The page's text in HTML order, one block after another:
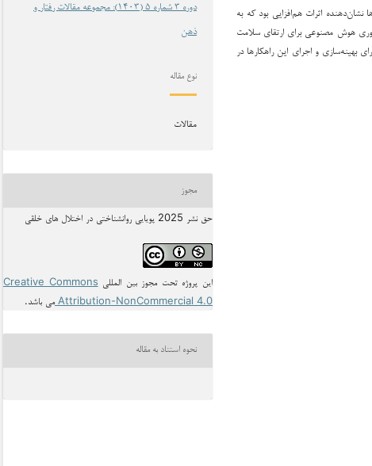
اثرات هم‌افزایی بود که به
هوش مصنوعی برای ارتقای سلامت
بهینه‌سازی و اجرای این راهکارها در
دوره 3 شماره 5 (1403): مجموعه مقالات رفتار و
ذهن
نوع مقاله
مقالات
مجوز
حق نشر 2025 پویایی روانشناختی در اختلال های خلقی
این پروژه تحت مجوز بین المللی Creative Commons
Attribution-NonCommercial 4.0 می باشد.
نحوه استناد به مقاله